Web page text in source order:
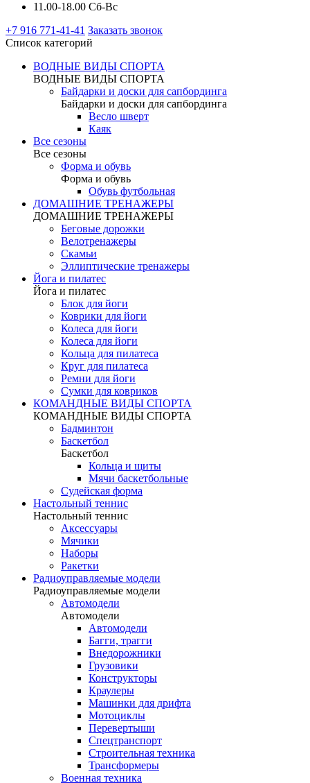
11.00-18.00 Сб-Вс
+7 916 771-41-41 Заказать звонок
Список категорий
ВОДНЫЕ ВИДЫ СПОРТА
ВОДНЫЕ ВИДЫ СПОРТА
Байдарки и доски для сапбординга
Байдарки и доски для сапбординга
Весло шверт
Каяк
Все сезоны
Все сезоны
Форма и обувь
Форма и обувь
Обувь футбольная
ДОМАШНИЕ ТРЕНАЖЕРЫ
ДОМАШНИЕ ТРЕНАЖЕРЫ
Беговые дорожки
Велотренажеры
Скамьи
Эллиптические тренажеры
Йога и пилатес
Йога и пилатес
Блок для йоги
Коврики для йоги
Колеса для йоги
Колеса для йоги
Кольца для пилатеса
Круг для пилатеса
Ремни для йоги
Сумки для ковриков
КОМАНДНЫЕ ВИДЫ СПОРТА
КОМАНДНЫЕ ВИДЫ СПОРТА
Бадминтон
Баскетбол
Баскетбол
Кольца и щиты
Мячи баскетбольные
Судейская форма
Настольный теннис
Настольный теннис
Аксессуары
Мячики
Наборы
Ракетки
Радиоуправляемые модели
Радиоуправляемые модели
Автомодели
Автомодели
Автомодели
Багги, трагги
Внедорожники
Грузовики
Конструкторы
Краулеры
Машинки для дрифта
Мотоциклы
Перевертыши
Спецтранспорт
Строительная техника
Трансформеры
Военная техника